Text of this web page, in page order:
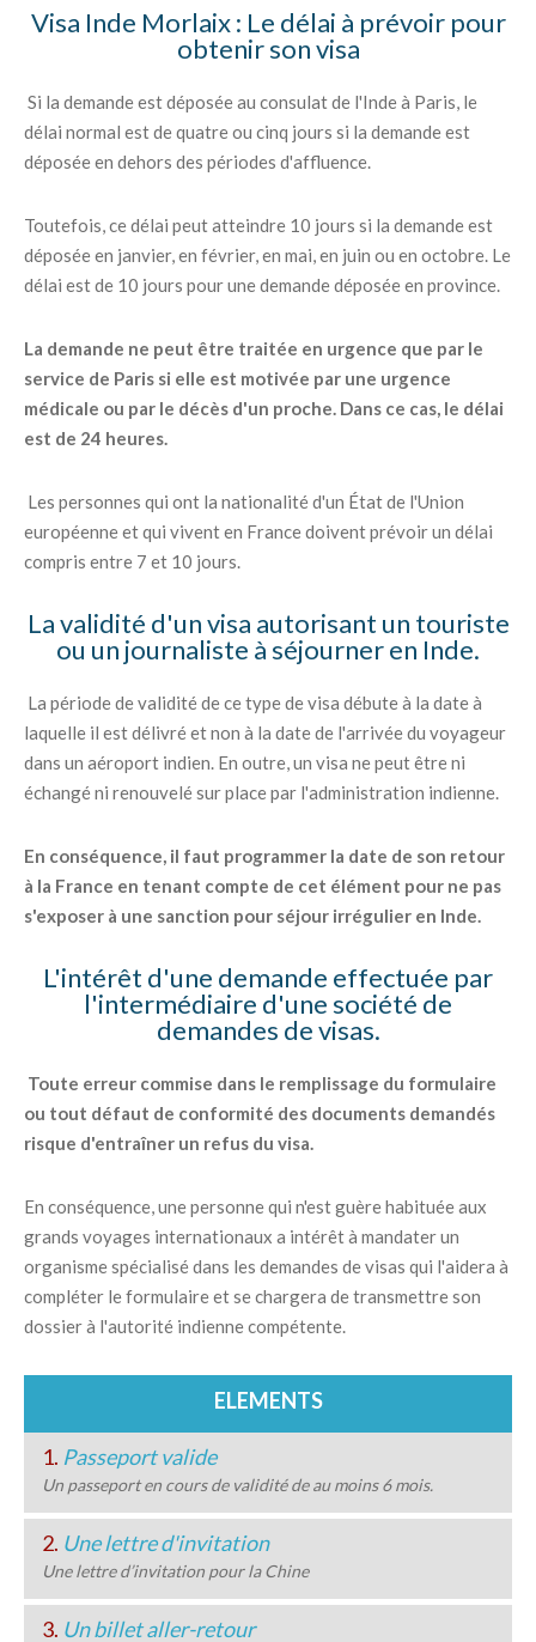
Visa Inde Morlaix : Le délai à prévoir pour
obtenir son visa
Si la demande est déposée au consulat de l'Inde à Paris, le
délai normal est de quatre ou cinq jours si la demande est
déposée en dehors des périodes d'affluence.
Toutefois, ce délai peut atteindre 10 jours si la demande est
déposée en janvier, en février, en mai, en juin ou en octobre. Le
délai est de 10 jours pour une demande déposée en province.
La demande ne peut être traitée en urgence que par le
service de Paris si elle est motivée par une urgence
médicale ou par le décès d'un proche. Dans ce cas, le délai
est de 24 heures.
Les personnes qui ont la nationalité d'un État de l'Union
européenne et qui vivent en France doivent prévoir un délai
compris entre 7 et 10 jours.
La validité d'un visa autorisant un touriste
ou un journaliste à séjourner en Inde.
La période de validité de ce type de visa débute à la date à
laquelle il est délivré et non à la date de l'arrivée du voyageur
dans un aéroport indien. En outre, un visa ne peut être ni
échangé ni renouvelé sur place par l'administration indienne.
En conséquence, il faut programmer la date de son retour
à la France en tenant compte de cet élément pour ne pas
s'exposer à une sanction pour séjour irrégulier en Inde.
L'intérêt d'une demande effectuée par
l'intermédiaire d'une société de
demandes de visas.
Toute erreur commise dans le remplissage du formulaire
ou tout défaut de conformité des documents demandés
risque d'entraîner un refus du visa.
En conséquence, une personne qui n'est guère habituée aux
grands voyages internationaux a intérêt à mandater un
organisme spécialisé dans les demandes de visas qui l'aidera à
compléter le formulaire et se chargera de transmettre son
dossier à l'autorité indienne compétente.
ELEMENTS
1. Passeport valide
Un passeport en cours de validité de au moins 6 mois.
2. Une lettre d'invitation
Une lettre d’invitation pour la Chine
3. Un billet aller-retour